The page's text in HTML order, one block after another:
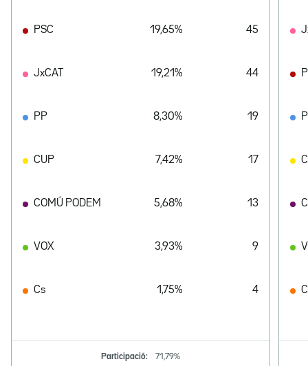
PSC 19,65% 45
JxCAT 19,21% 44
PP 8,30% 19
CUP 7,42% 17
COMÚ PODEM 5,68% 13
VOX 3,93% 9
Cs 1,75% 4
Participació: 71,79%